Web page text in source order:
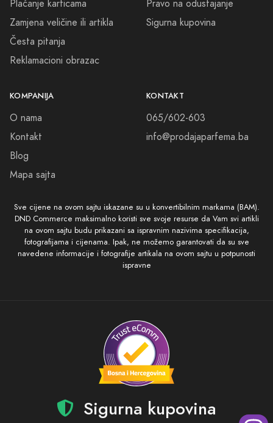
Plaćanje karticama
Zamjena veličine ili artikla
Česta pitanja
Reklamacioni obrazac
Pravo na odustajanje
Sigurna kupovina
KOMPANIJA
O nama
Kontakt
Blog
Mapa sajta
KONTAKT
065/602-603
info@prodajaparfema.ba
Sve cijene na ovom sajtu iskazane su u konvertibilnim markama (BAM).
DND Commerce maksimalno koristi sve svoje resurse da Vam svi artikli
na ovom sajtu budu prikazani sa ispravnim nazivima specifikacija,
fotografijama i cijenama. Ipak, ne možemo garantovati da su sve
navedene informacije i fotografije artikala na ovom sajtu u potpunosti
ispravne
Sigurna kupovina